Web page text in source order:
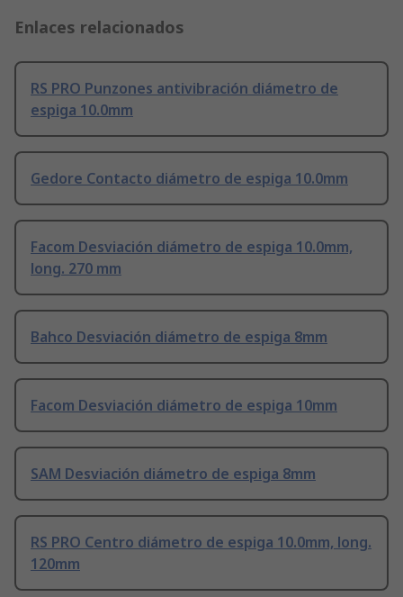
Enlaces relacionados
RS PRO Punzones antivibración diámetro de
espiga 10.0mm
Gedore Contacto diámetro de espiga 10.0mm
Facom Desviación diámetro de espiga 10.0mm,
long. 270 mm
Bahco Desviación diámetro de espiga 8mm
Facom Desviación diámetro de espiga 10mm
SAM Desviación diámetro de espiga 8mm
RS PRO Centro diámetro de espiga 10.0mm, long.
120mm